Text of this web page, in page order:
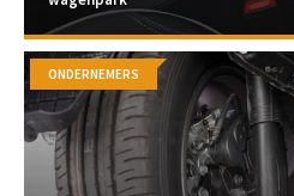
ONDERNEMERS